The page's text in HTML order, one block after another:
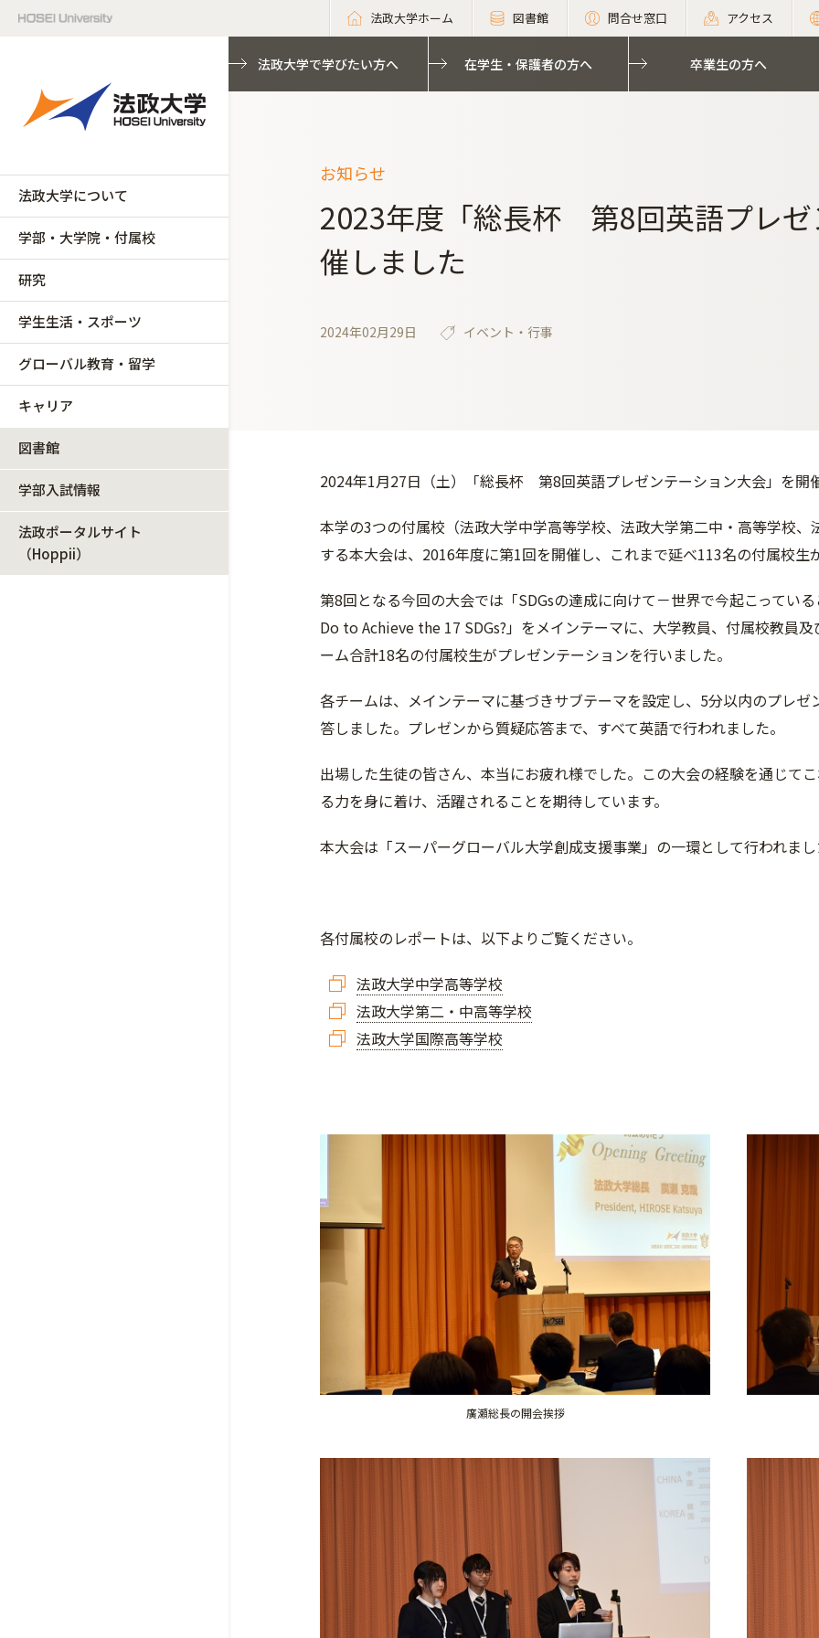
法政大学ホーム 図書館 問合せ窓口 アクセス
法政大学について
学部・大学院・付属校
研究
学生生活・スポーツ
グローバル教育・留学
キャリア
図書館
学部入試情報
法政ポータルサイト
（Hoppii）
法政大学で学びたい方へ 在学生・保護者の方へ 卒業生の方へ
お知らせ
2023年度「総長杯 第8回英語プレゼ
催しました
2024年02月29日 イベント・行事
2024年1月27日（土）「総長杯 第8回英語プレゼンテーション大会」を開
本学の3つの付属校（法政大学中学高等学校、法政大学第二中・高等学校
する本大会は、2016年度に第1回を開催し、これまで延べ113名の付属校生
第8回となる今回の大会では「SDGsの達成に向けて－世界で今起こってい
Do to Achieve the 17 SDGs?」をメインテーマに、大学教員、付属校教員
ーム合計18名の付属校生がプレゼンテーションを行いました。
各チームは、メインテーマに基づきサブテーマを設定し、5分以内のプレ
答しました。プレゼンから質疑応答まで、すべて英語で行われました。
出場した生徒の皆さん、本当にお疲れ様でした。この大会の経験を通じて
る力を身に着け、活躍されることを期待しています。
本大会は「スーパーグローバル大学創成支援事業」の一環として行われま
各付属校のレポートは、以下よりご覧ください。
法政大学中学高等学校
法政大学第二・中高等学校
法政大学国際高等学校
廣瀬総長の開会挨拶